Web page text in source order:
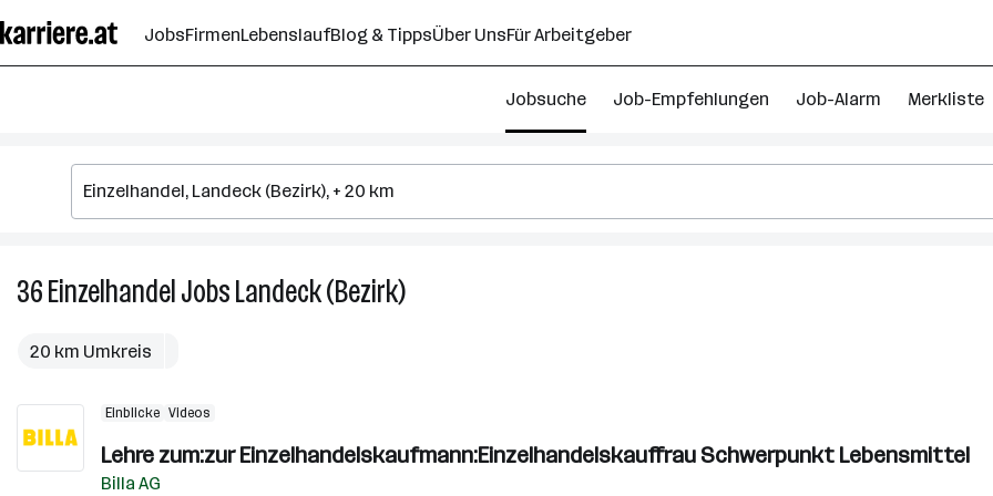
Seiteninhalt
springen
JobsFirmenLebenslaufBlog & TippsÜber UnsFür Arbeitgeber
Jobsuche Job-Empfehlungen Job-Alarm Merkliste
36EinzelhandelJobsLandeck (Bezirk)36
20 km Umkreis
Einblicke Videos
Lehre zum:zur Einzelhandelskaufmann:Einzelhandelskauffrau Schwerpunkt Lebensmittel
Billa AG